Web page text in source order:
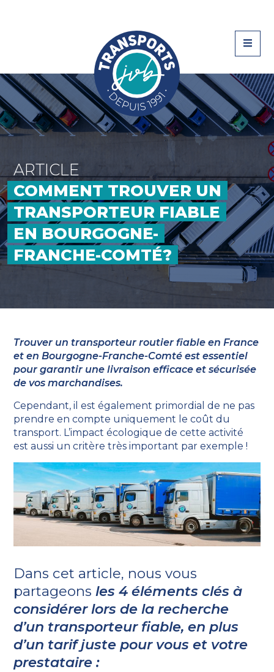
ARTICLE
COMMENT TROUVER UN
TRANSPORTEUR FIABLE
EN BOURGOGNE-
FRANCHE-COMTÉ?
Trouver un transporteur routier fiable en France
et en Bourgogne-Franche-Comté est essentiel
pour garantir une livraison efficace et sécurisée
de vos marchandises.
Cependant, il est également primordial de ne pas
prendre en compte uniquement le coût du
transport. L’impact écologique de cette activité
est aussi un critère très important par exemple !
Dans cet article, nous vous
partageons les 4 éléments clés à
considérer lors de la recherche
d’un transporteur fiable, en plus
d’un tarif juste pour vous et votre
prestataire :